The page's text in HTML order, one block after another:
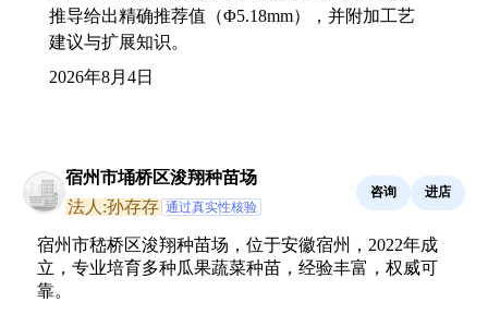
推导给出精确推荐值（Φ5.18mm），并附加工艺
建议与扩展知识。
2026年8月4日
宿州市埇桥区浚翔种苗场
法人:孙存存 通过真实性核验
咨询 进店
宿州市嵇桥区浚翔种苗场，位于安徽宿州，2022年成
立，专业培育多种瓜果蔬菜种苗，经验丰富，权威可
靠。